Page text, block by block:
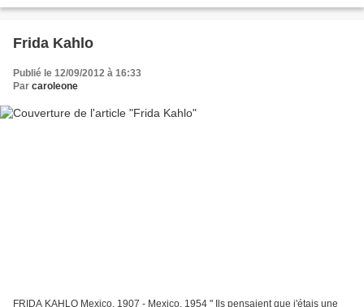
Frida Kahlo
Publié le 12/09/2012 à 16:33
Par caroleone
FRIDA KAHLO Mexico, 1907 - Mexico, 1954 " Ils pensaient que j'étais une